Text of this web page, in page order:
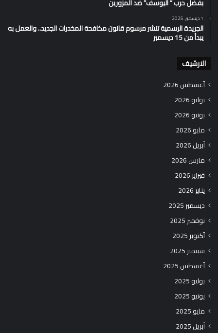
بفضل حرب ” اليوسف” ضد المزورين
1 ديسمبر، 2025
الجريدة الرسمية تنشر مرسوم قانون مكافحة المخدرات الجديد.. والعمل به
يبدأ من 15 ديسمبر
الارشيف
أغسطس 2026
يوليو 2026
يونيو 2026
مايو 2026
أبريل 2026
مارس 2026
فبراير 2026
يناير 2026
ديسمبر 2025
نوفمبر 2025
أكتوبر 2025
سبتمبر 2025
أغسطس 2025
يوليو 2025
يونيو 2025
مايو 2025
أبريل 2025